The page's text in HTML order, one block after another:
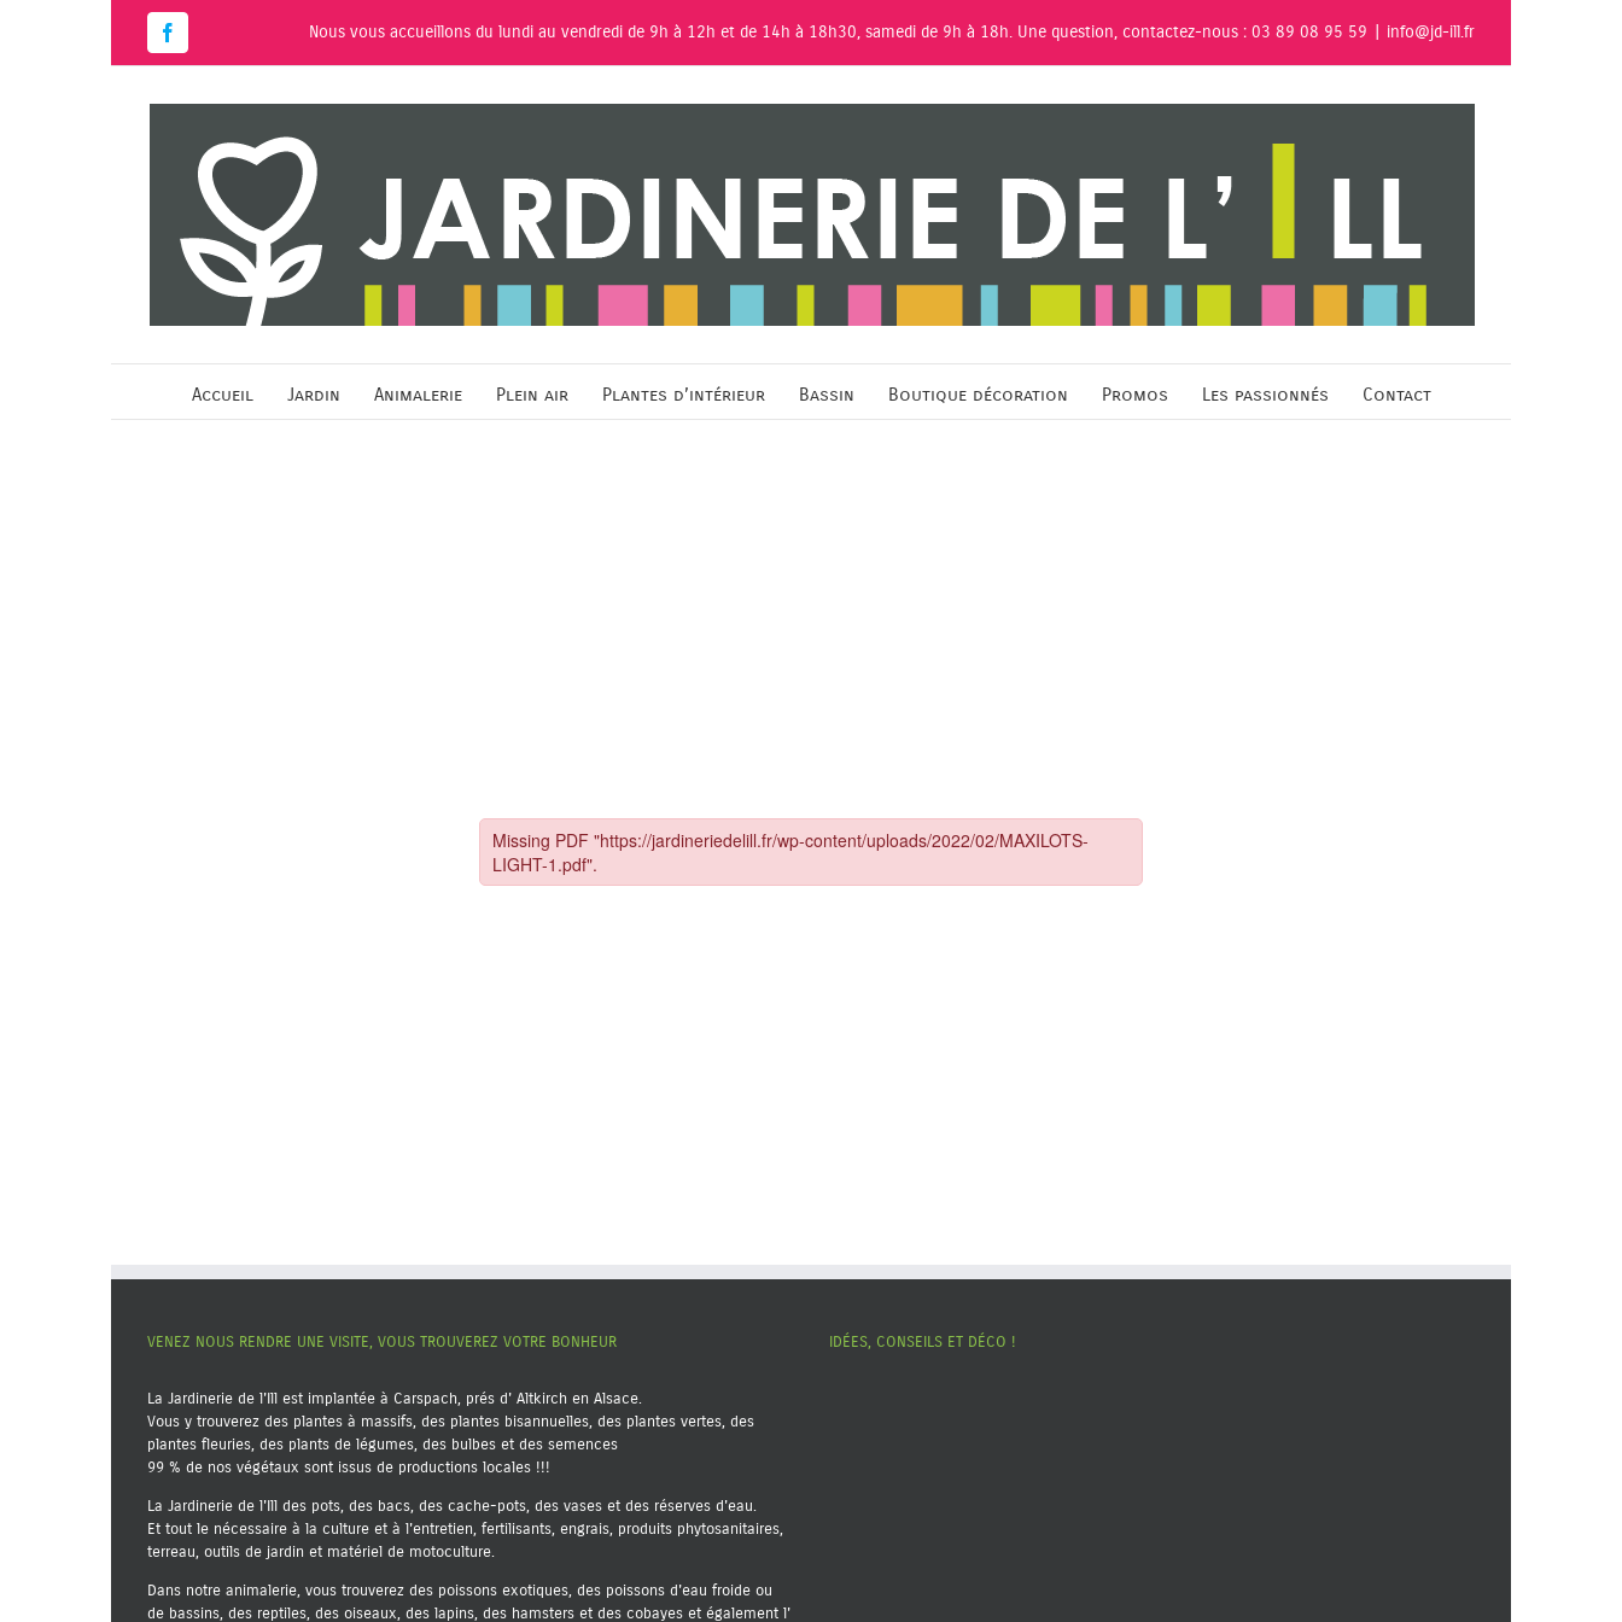
Facebook Nous vous accueillons du lundi au vendredi de 9h à 12h et de 14h à 18h30, samedi de 9h à 18h. Une question, contactez-nous : 03 89 08 95 59 info@jd-ill.fr
Accueil Jardin Animalerie Plein air Plantes d’intérieur Bassin Boutique décoration Promos Les passionnés Contact
VENEZ NOUS RENDRE UNE VISITE, VOUS TROUVEREZ VOTRE BONHEUR
La Jardinerie de l'Ill est implantée à Carspach, prés d' Altkirch en Alsace.
Vous y trouverez des plantes à massifs, des plantes bisannuelles, des plantes vertes, des
plantes fleuries, des plants de légumes, des bulbes et des semences
99 % de nos végétaux sont issus de productions locales !!!
La Jardinerie de l'Ill des pots, des bacs, des cache-pots, des vases et des réserves d'eau.
Et tout le nécessaire à la culture et à l'entretien, fertilisants, engrais, produits phytosanitaires,
terreau, outils de jardin et matériel de motoculture.
Dans notre animalerie, vous trouverez des poissons exotiques, des poissons d'eau froide ou
de bassins, des reptiles, des oiseaux, des lapins, des hamsters et des cobayes et également l'
IDÉES, CONSEILS ET DÉCO !